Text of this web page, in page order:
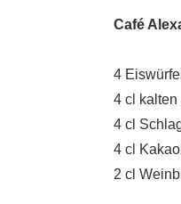
Café
4 Eiswürfel
4 cl kalten
4 cl
4 cl
2 cl